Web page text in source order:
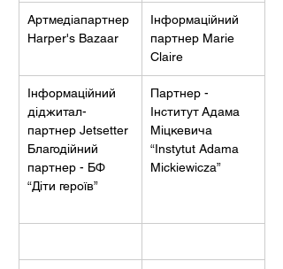
Артмедіапартнер
Harper's Bazaar
Інформаційний
партнер Marie
Claire
Інформаційний
діджитал-
партнер Jetsetter
Благодійний
партнер - БФ
“Діти героїв”
Партнер -
Інститут Адама
Міцкевича
“Instytut Adama
Mickiewicza”